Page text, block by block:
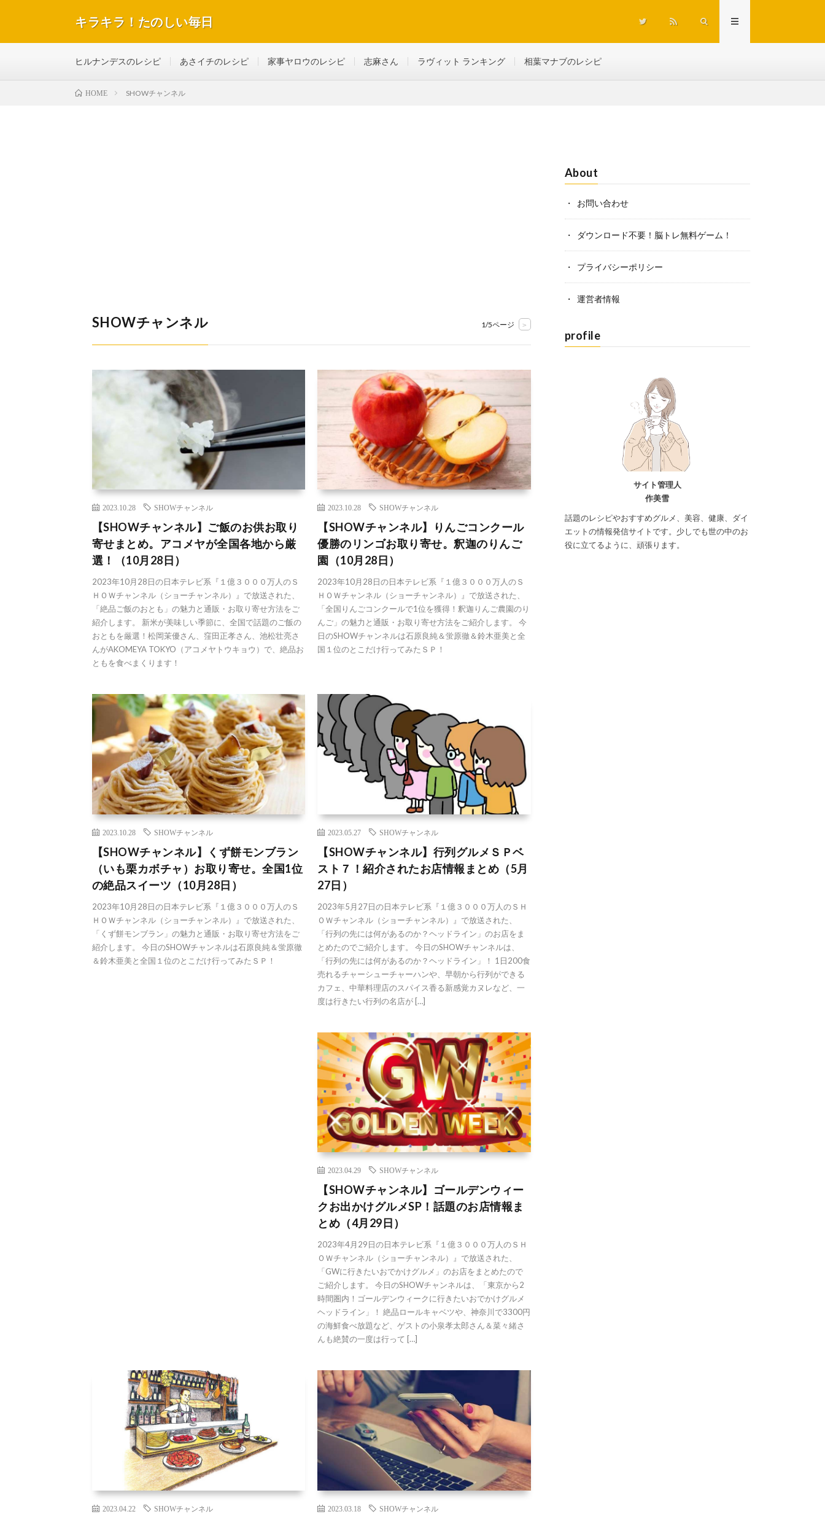
キラキラ！たのしい毎日
ヒルナンデスのレシピ あさイチのレシピ 家事ヤロウのレシピ 志麻さん ラヴィット ランキング 相葉マナブのレシピ
HOME SHOWチャンネル
SHOWチャンネル 1/5ページ >
2023.10.28 SHOWチャンネル
【SHOWチャンネル】ご飯のお供お取り
寄せまとめ。アコメヤが全国各地から厳
選！（10月28日）
2023年10月28日の日本テレビ系『１億３０００万人のＳ
ＨＯＷチャンネル（ショーチャンネル）』で放送された、
「絶品ご飯のおとも」の魅力と通販・お取り寄せ方法をご
紹介します。 新米が美味しい季節に、全国で話題のご飯の
おともを厳選！松岡茉優さん、窪田正孝さん、池松壮亮さ
んがAKOMEYA TOKYO（アコメヤトウキョウ）で、絶品お
ともを食べまくります！
2023.10.28 SHOWチャンネル
【SHOWチャンネル】りんごコンクール
優勝のリンゴお取り寄せ。釈迦のりんご
園（10月28日）
2023年10月28日の日本テレビ系『１億３０００万人のＳ
ＨＯＷチャンネル（ショーチャンネル）』で放送された、
「全国りんごコンクールで1位を獲得！釈迦りんご農園のり
んご」の魅力と通販・お取り寄せ方法をご紹介します。 今
日のSHOWチャンネルは石原良純＆蛍原徹＆鈴木亜美と全
国１位のとこだけ行ってみたＳＰ！
2023.10.28 SHOWチャンネル
【SHOWチャンネル】くず餅モンブラン
（いも栗カボチャ）お取り寄せ。全国1位
の絶品スイーツ（10月28日）
2023年10月28日の日本テレビ系『１億３０００万人のＳ
ＨＯＷチャンネル（ショーチャンネル）』で放送された、
「くず餅モンブラン」の魅力と通販・お取り寄せ方法をご
紹介します。 今日のSHOWチャンネルは石原良純＆蛍原徹
＆鈴木亜美と全国１位のとこだけ行ってみたＳＰ！
2023.05.27 SHOWチャンネル
【SHOWチャンネル】行列グルメＳＰベ
スト７！紹介されたお店情報まとめ（5月
27日）
2023年5月27日の日本テレビ系『１億３０００万人のＳＨ
ＯＷチャンネル（ショーチャンネル）』で放送された、
「行列の先には何があるのか？ヘッドライン」のお店をま
とめたのでご紹介します。 今日のSHOWチャンネルは、
「行列の先には何があるのか？ヘッドライン」！ 1日200食
売れるチャーシューチャーハンや、早朝から行列ができる
カフェ、中華料理店のスパイス香る新感覚カヌレなど、一
度は行きたい行列の名店が […]
2023.04.29 SHOWチャンネル
【SHOWチャンネル】ゴールデンウィー
クお出かけグルメSP！話題のお店情報ま
とめ（4月29日）
2023年4月29日の日本テレビ系『１億３０００万人のＳＨ
ＯＷチャンネル（ショーチャンネル）』で放送された、
「GWに行きたいおでかけグルメ」のお店をまとめたので
ご紹介します。 今日のSHOWチャンネルは、「東京から2
時間圏内！ゴールデンウィークに行きたいおでかけグルメ
ヘッドライン」！ 絶品ロールキャベツや、神奈川で3300円
の海鮮食べ放題など、ゲストの小泉孝太郎さん＆菜々緒さ
んも絶賛の一度は行って […]
2023.04.22 SHOWチャンネル 2023.03.18 SHOWチャンネル
About
お問い合わせ
ダウンロード不要！脳トレ無料ゲーム！
プライバシーポリシー
運営者情報
profile
サイト管理人
作美雪
話題のレシピやおすすめグルメ、美容、健康、ダイ
エットの情報発信サイトです。少しでも世の中のお
役に立てるように、頑張ります。